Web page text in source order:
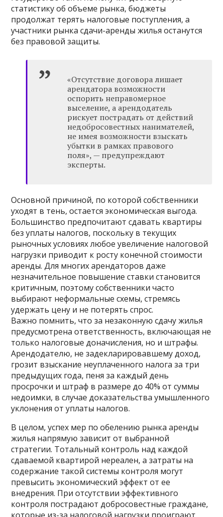
статистику об объеме рынка, бюджеты
продолжат терять налоговые поступления, а
участники рынка сдачи-аренды жилья останутся
без правовой защиты.
«Отсутствие договора лишает
арендатора возможности
оспорить неправомерное
выселение, а арендодатель
рискует пострадать от действий
недобросовестных нанимателей,
не имея возможности взыскать
убытки в рамках правового
поля», — предупреждают
эксперты.
Основной причиной, по которой собственники
уходят в тень, остается экономическая выгода.
Большинство предпочитают сдавать квартиры
без уплаты налогов, поскольку в текущих
рыночных условиях любое увеличение налоговой
нагрузки приводит к росту конечной стоимости
аренды. Для многих арендаторов даже
незначительное повышение ставки становится
критичным, поэтому собственники часто
выбирают неформальные схемы, стремясь
удержать цену и не потерять спрос.
Важно помнить, что за незаконную сдачу жилья
предусмотрена ответственность, включающая не
только налоговые доначисления, но и штрафы.
Арендодателю, не задекларировавшему доход,
грозит взыскание неуплаченного налога за три
предыдущих года, пеня за каждый день
просрочки и штраф в размере до 40% от суммы
недоимки, в случае доказательства умышленного
уклонения от уплаты налогов.
В целом, успех мер по обелению рынка аренды
жилья напрямую зависит от выбранной
стратегии. Тотальный контроль над каждой
сдаваемой квартирой нереален, а затраты на
содержание такой системы контроля могут
превысить экономический эффект от ее
внедрения. При отсутствии эффективного
контроля пострадают добросовестные граждане,